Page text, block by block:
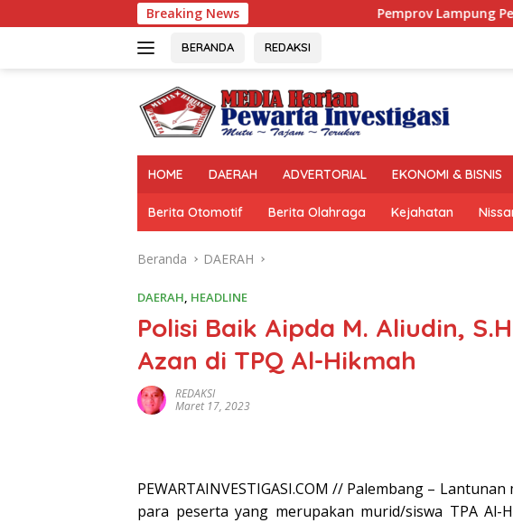
ke
Breaking News Pemprov Lampung Perkuat Peran
BERANDA REDAKSI
HOME DAERAH ADVERTORIAL EKONOMI & BISNIS
Berita Otomotif Berita Olahraga Kejahatan
Beranda DAERAH
DAERAH, HEADLINE
Polisi Baik Aipda M. Aliudin,
Azan di TPQ Al-Hikmah
REDAKSI
Maret 17, 2023
PEWARTAINVESTIGASI.COM // Palembang –
para peserta yang merupakan murid/siswa TPA Al-